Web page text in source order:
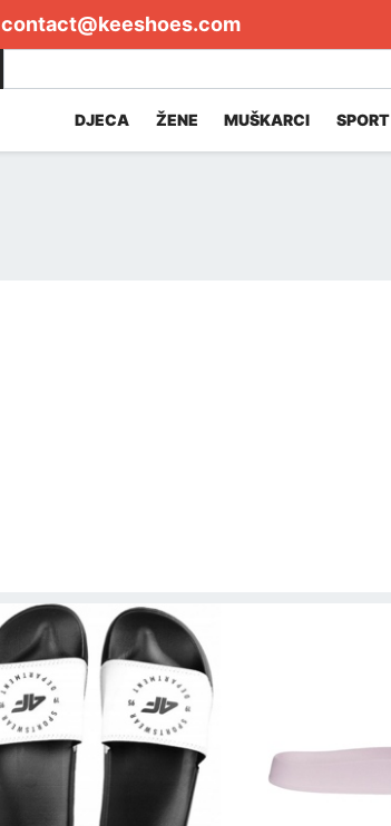
contact@keeshoes.com
DJECA ŽENE MUŠKARCI SPORT